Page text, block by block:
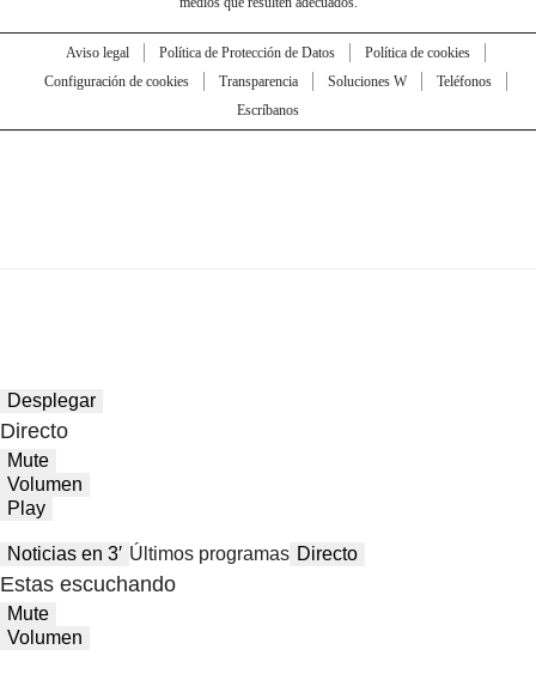
Aviso legal Política de Protección de Datos
Política de cookies
Configuración de cookies
Transparencia Soluciones W
Teléfonos
Escríbanos
Desplegar
Directo
Mute
Volumen
Play
Noticias en 3′ Últimos programas Directo
Estas escuchando
Mute
Volumen